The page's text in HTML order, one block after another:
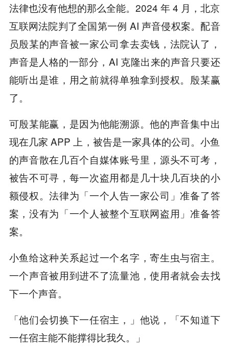
法律也没有他想的那么全能。2024 年 4 月，北京
互联网法院判了全国第一例 AI 声音侵权案。配音
员殷某的声音被一家公司拿去卖钱，法院认了，
声音是人格的一部分，AI 克隆出来的声音只要还
能听出是谁，用之前就得单独拿到授权。殷某赢
了。
可殷某能赢，是因为他能溯源。他的声音集中出
现在几家 APP 上，被告是一家具体的公司。小鱼
的声音散在几百个自媒体账号里，源头不可考，
被告不可寻，每一次盗用都是几十块几百块的小
额侵权。法律为「一个人告一家公司」准备了答
案，没有为「一个人被整个互联网盗用」准备答
案。
小鱼给这种关系起过一个名字，寄生虫与宿主。
一个声音被用到进不了流量池，使用者就会去找
下一个声音。
「他们会切换下一任宿主，」他说，「不知道下
一任宿主能不能撑得比我久。」